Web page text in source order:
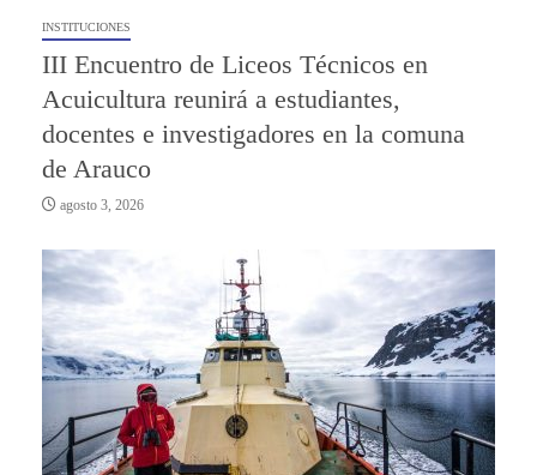
INSTITUCIONES
III Encuentro de Liceos Técnicos en
Acuicultura reunirá a estudiantes,
docentes e investigadores en la comuna
de Arauco
agosto 3, 2026